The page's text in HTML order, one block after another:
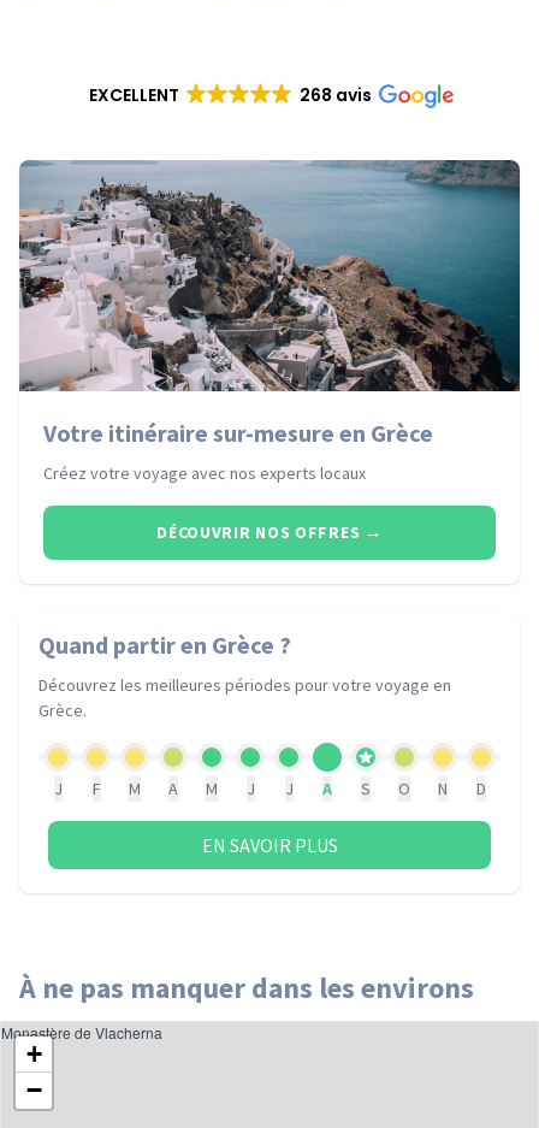
EXCELLENT 268 avis
Votre itinéraire sur-mesure en Grèce
Créez votre voyage avec nos experts locaux
DÉCOUVRIR NOS OFFRES →
Quand partiren Grèce ?
Découvrez les meilleures périodes pour votre voyage en
Grèce.
J F M A M J J A S O N D
EN SAVOIR PLUS
À ne pas manquer dans les environs
+
−
Monastère de Vlacherna